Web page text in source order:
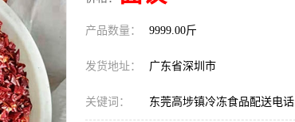
产品数量： 9999.00斤
发货地址： 广东省深圳市
关键词： 东莞高埗镇冷冻食品配送电话